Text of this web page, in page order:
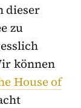
dieser
zu
können
House of